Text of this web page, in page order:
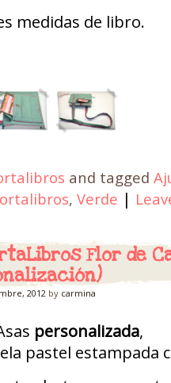
medidas de libro.
and tagged
, Verde |
Flor de
2012 by carmina
personalizada,
pastel estampada